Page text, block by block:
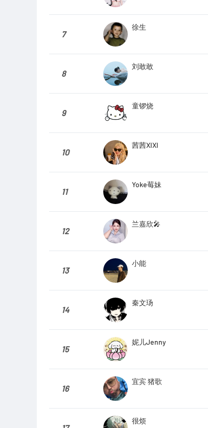
7
徐生
8
刘敢敢
9
童锣烧
10
茜茜XIXI
11
Yoke莓妹
12
兰嘉欣🎤
13
小能
14
秦文玚
15
妮儿Jenny
16
宜宾 猪歌
很烦